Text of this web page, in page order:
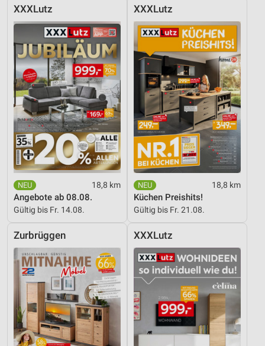
XXXLutz
18,8 km
Angebote ab 08.08.
Gültig bis Fr. 14.08.
XXXLutz
18,8 km
Küchen Preishits!
Gültig bis Fr. 21.08.
Zurbrüggen XXXLutz